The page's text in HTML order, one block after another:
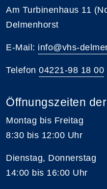
Am Turbinenhaus 11
Delmenhorst
E-Mail: info@vhs-
Telefon 04221-98 18 00
Öffnungszeiten
Montag bis Freitag
8:30 bis 12:00 Uhr
Dienstag, Donnerstag
14:00 bis 16:00 Uhr